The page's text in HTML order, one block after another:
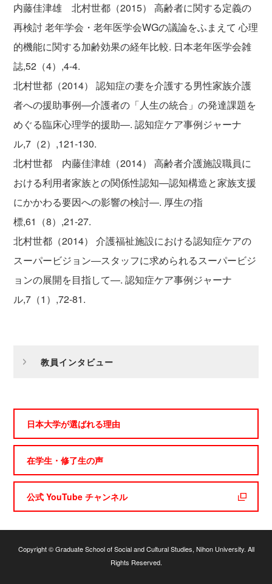
内藤佳津雄 北村世都（2015） 高齢者に関する定義の
再検討 老年学会・老年医学会WGの議論をふまえて 心理
的機能に関する加齢効果の経年比較. 日本老年医学会雑
誌,52（4）,4-4.
北村世都（2014） 認知症の妻を介護する男性家族介護
者への援助事例―介護者の「人生の統合」の発達課題を
めぐる臨床心理学的援助―. 認知症ケア事例ジャーナ
ル,7（2）,121-130.
北村世都 内藤佳津雄（2014） 高齢者介護施設職員に
おける利用者家族との関係性認知―認知構造と家族支援
にかかわる要因への影響の検討―. 厚生の指
標,61（8）,21-27.
北村世都（2014） 介護福祉施設における認知症ケアの
スーパービジョン―スタッフに求められるスーパービジ
ョンの展開を目指して―. 認知症ケア事例ジャーナ
ル,7（1）,72-81.
教員インタビュー
日本大学が選ばれる理由
在学生・修了生の声
公式 YouTube チャンネル
Copyright © Graduate School of Social and Cultural Studies, Nihon University. All
Rights Reserved.